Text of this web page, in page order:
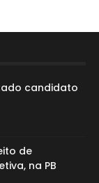
candidato
de
na PB